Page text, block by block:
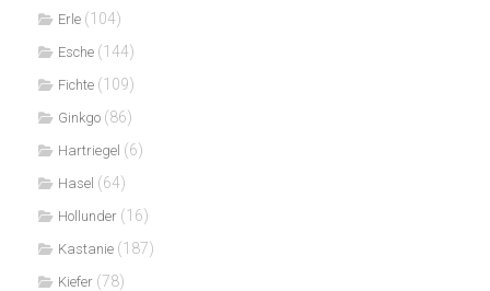
Erle (104)
Esche (144)
Fichte (109)
Ginkgo (86)
Hartriegel (6)
Hasel (64)
Hollunder (16)
Kastanie (187)
Kiefer (78)